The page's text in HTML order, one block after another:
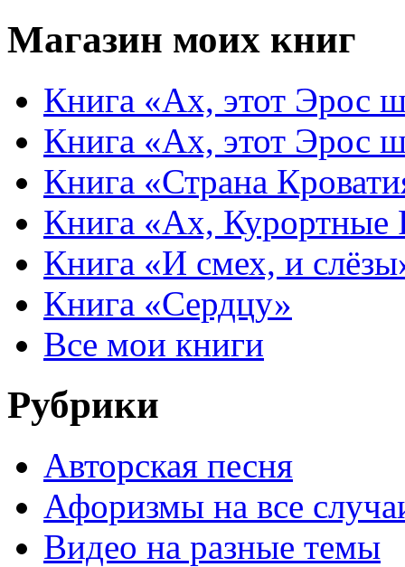
Магазин моих книг
Книга «Ах, этот Эрос
Книга «Ах, этот Эрос
Книга «Страна
Книга «Ах,
Книга «И смех, и
Книга «Сердцу»
Все мои книги
Рубрики
Авторская песня
Афоризмы на все
Видео на разные темы